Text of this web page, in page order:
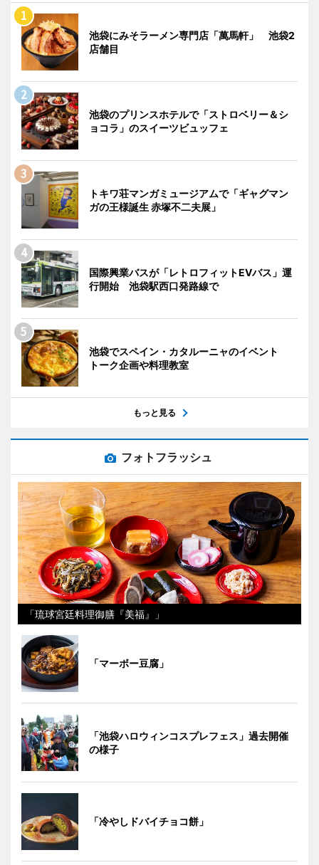
池袋にみそラーメン専門店「萬馬軒」 池袋2
店舗目
池袋のプリンスホテルで「ストロベリー＆シ
ョコラ」のスイーツビュッフェ
トキワ荘マンガミュージアムで「ギャグマン
ガの王様誕生 赤塚不二夫展」
国際興業バスが「レトロフィットEVバス」運
行開始 池袋駅西口発路線で
池袋でスペイン・カタルーニャのイベント
トーク企画や料理教室
もっと見る
フォトフラッシュ
「琉球宮廷料理御膳『美福』」
「マーボー豆腐」
「池袋ハロウィンコスプレフェス」過去開催
の様子
「冷やしドバイチョコ餅」